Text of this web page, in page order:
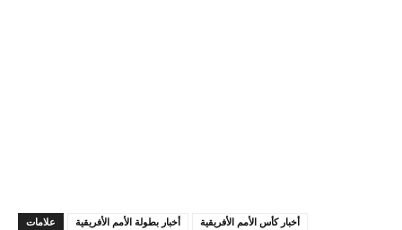
علامات أخبار بطولة الأمم الأفريقية
أخبار كأس الأمم الأفريقية